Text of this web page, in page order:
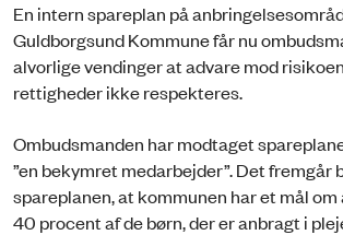
En intern spareplan på
Guldborgsund Kommune får nu
alvorlige vendinger at advare mod
rettigheder ikke respekteres.
Ombudsmanden har modtaget
”en bekymret medarbejder”. Det fremgår
spareplanen, at kommunen har et mål
40 procent af de børn, der er anbragt i